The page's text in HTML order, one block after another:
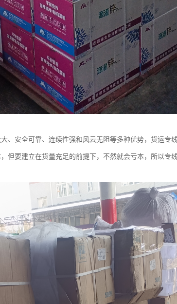
、安全可靠、连续性强和风云无阻等多种优势，货运专
但要建立在货量充足的前提下，不然就会亏本，所以专